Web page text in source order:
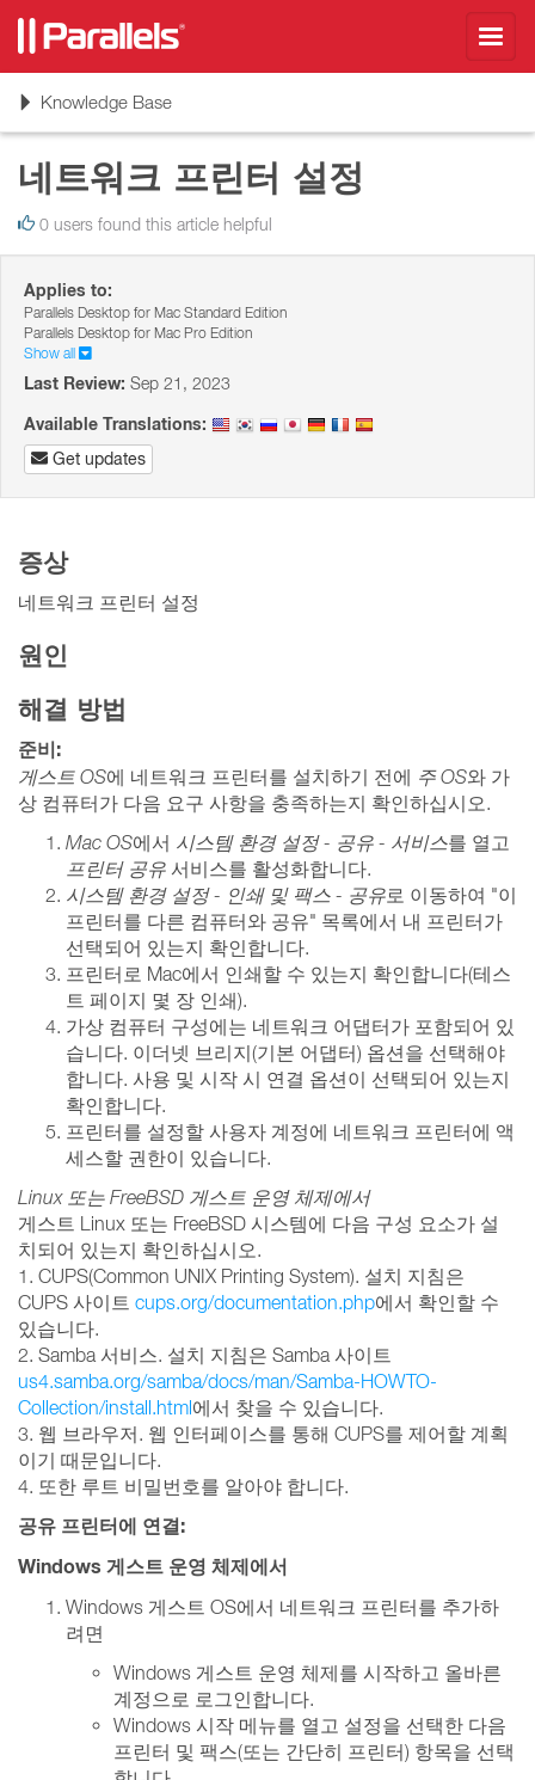
ToggleKnowledge Base
네트워크 프린터 설정
0 users found this article helpful
Applies to:
Parallels Desktop for Mac Standard Edition
Parallels Desktop for Mac Pro Edition
Show all
Last Review: Sep 21, 2023
Available Translations:
Get updates
증상
네트워크 프린터 설정
원인
해결 방법
준비:
게스트 OS에 네트워크 프린터를 설치하기 전에 주 OS와 가
상 컴퓨터가 다음 요구 사항을 충족하는지 확인하십시오.
Mac OS에서 시스템 환경 설정 - 공유 - 서비스를 열고
프린터 공유 서비스를 활성화합니다.
시스템 환경 설정 - 인쇄 및 팩스 - 공유로 이동하여 "이
프린터를 다른 컴퓨터와 공유" 목록에서 내 프린터가
선택되어 있는지 확인합니다.
프린터로 Mac에서 인쇄할 수 있는지 확인합니다(테스
트 페이지 몇 장 인쇄).
가상 컴퓨터 구성에는 네트워크 어댑터가 포함되어 있
습니다. 이더넷 브리지(기본 어댑터) 옵션을 선택해야
합니다. 사용 및 시작 시 연결 옵션이 선택되어 있는지
확인합니다.
프린터를 설정할 사용자 계정에 네트워크 프린터에 액
세스할 권한이 있습니다.
Linux 또는 FreeBSD 게스트 운영 체제에서
게스트 Linux 또는 FreeBSD 시스템에 다음 구성 요소가 설
치되어 있는지 확인하십시오.
1. CUPS(Common UNIX Printing System). 설치 지침은
CUPS 사이트 cups.org/documentation.php에서 확인할 수
있습니다.
2. Samba 서비스. 설치 지침은 Samba 사이트
us4.samba.org/samba/docs/man/Samba-HOWTO-
Collection/install.html에서 찾을 수 있습니다.
3. 웹 브라우저. 웹 인터페이스를 통해 CUPS를 제어할 계획
이기 때문입니다.
4. 또한 루트 비밀번호를 알아야 합니다.
공유 프린터에 연결:
Windows 게스트 운영 체제에서
Windows 게스트 OS에서 네트워크 프린터를 추가하
려면
Windows 게스트 운영 체제를 시작하고 올바른
계정으로 로그인합니다.
Windows 시작 메뉴를 열고 설정을 선택한 다음
프린터 및 팩스(또는 간단히 프린터) 항목을 선택